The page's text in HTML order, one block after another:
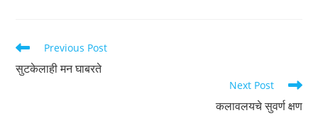
Read
more
articles
Previous Post
सुटकेलाही मन घाबरते
Next Post
कलावलयचे सुवर्ण क्षण